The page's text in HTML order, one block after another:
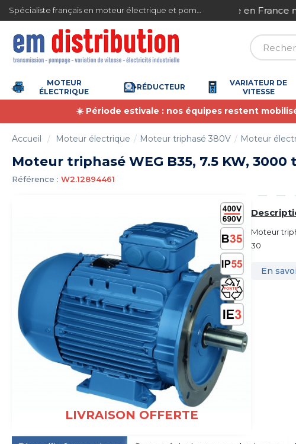
en France métropolitaine à partir de 360 € TTC
MOTEUR
ÉLECTRIQUE
RÉDUCTEUR
VARIATEUR DE
VITESSE
☀️ Période estivale : nos équipes restent
Accueil Moteur électrique Moteur triphasé 380V Moteur
Moteur triphasé WEG B35, 7.5 KW,
Référence : W2.12894461
LIVRAISON OFFERTE
Moteur
30
En
Gestion des cookies